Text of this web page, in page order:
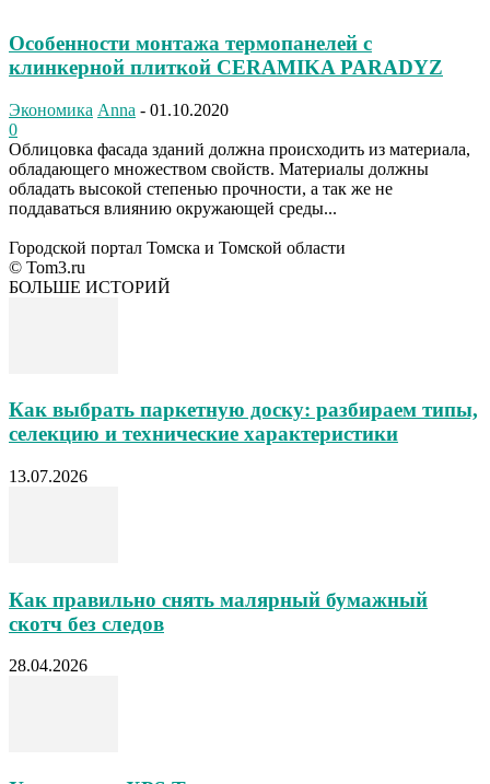
Особенности монтажа термопанелей с
клинкерной плиткой CERAMIKA PARADYZ
Экономика Anna - 01.10.2020
0
Облицовка фасада зданий должна происходить из материала,
обладающего множеством свойств. Материалы должны
обладать высокой степенью прочности, а так же не
поддаваться влиянию окружающей среды...
Городской портал Томска и Томской области
© Tom3.ru
БОЛЬШЕ ИСТОРИЙ
Как выбрать паркетную доску: разбираем типы,
селекцию и технические характеристики
13.07.2026
Как правильно снять малярный бумажный
скотч без следов
28.04.2026